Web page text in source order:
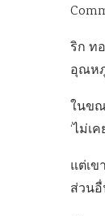
ริก ท
อุณห
ในข
‘ไม่เ
แต่เข
ส่วน